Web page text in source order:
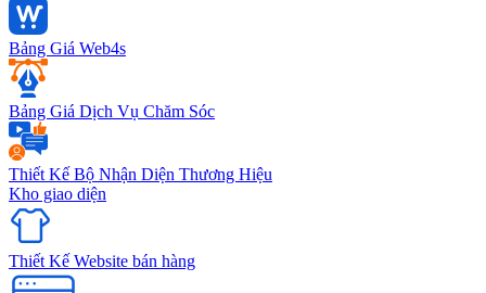
Bảng Giá Web4s
Bảng Giá Dịch Vụ Chăm Sóc
Thiết Kế Bộ Nhận Diện Thương Hiệu
Kho giao diện
Thiết Kế Website bán hàng